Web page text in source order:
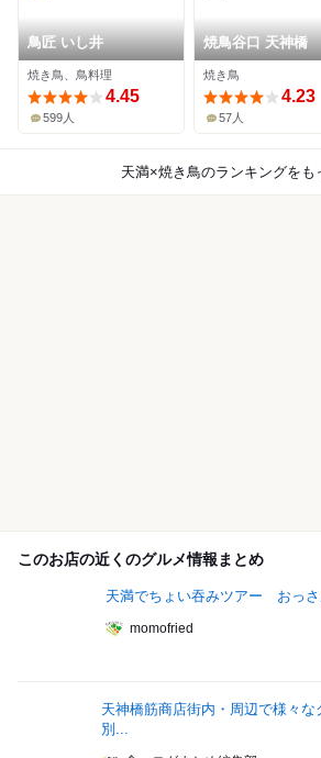
鳥匠 いし井
焼き鳥、鳥料理
4.45
599人
焼鳥谷口 天神橋
焼き鳥
4.23
57人
天満×焼き鳥のランキングをも
このお店の近くのグルメ情報まとめ
天満でちょい吞みツアー おっ
momofried
天神橋筋商店街内・周辺で様々
別...